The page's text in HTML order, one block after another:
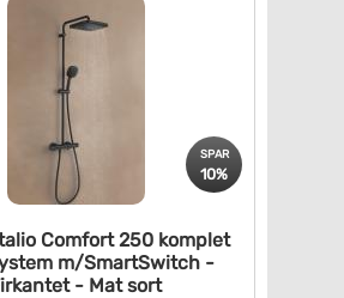
SPAR
10%
Comfort 250komplet
m/SmartSwitch -
- Mat sort